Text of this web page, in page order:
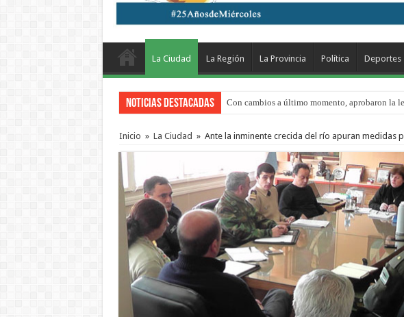
La Ciudad La Región La Provincia Política Deportes
Noticias Destacadas Con cambios a último momento, aprobaron la
Inicio » La Ciudad » Ante la inminente crecida del río apuran medidas